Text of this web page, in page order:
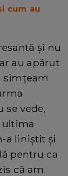
cum au
și nu
au apărut
simțeam
se vede,
ultima
a liniștit și
pentru ca
că am